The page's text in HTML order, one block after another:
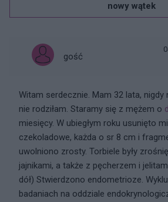
nowy wątek
gość
Witam serdecznie. Mam 32 lata, nigdy
nie rodziłam. Staramy się z mężem o
miesięcy. W ubiegłym roku usunięto
czekoladowe, każda o sr 8 cm i
uwolniono zrosty. Torbiele były
jajnikami, a także z pęcherzem i
dół) Stwierdzono endometrioze.
badaniach na oddziale